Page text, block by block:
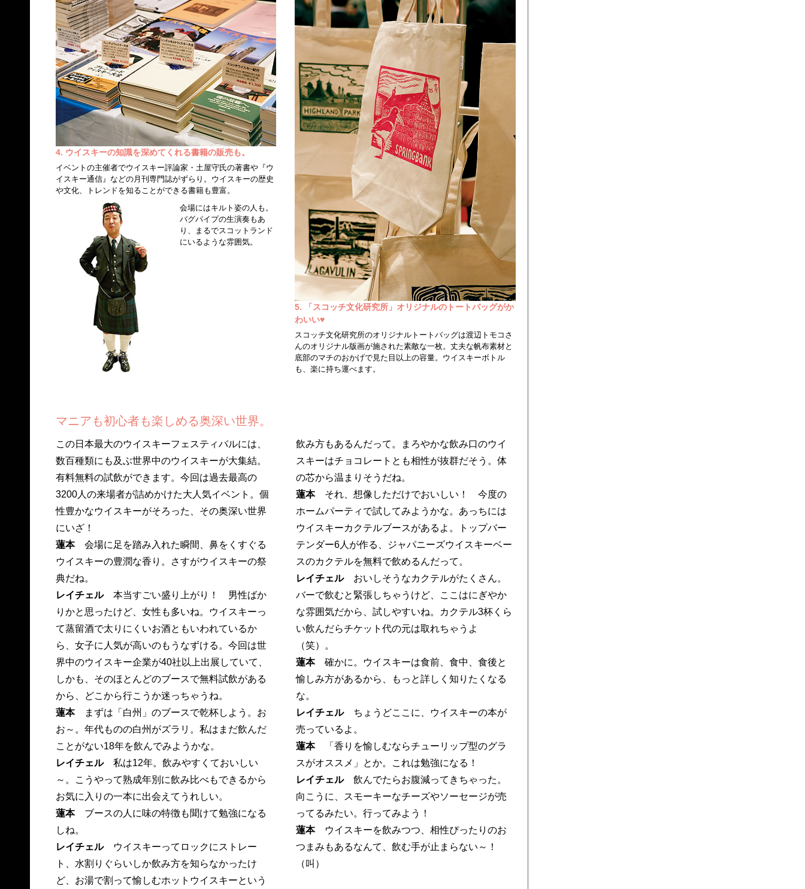
4. ウイスキーの知識を深めてくれる書籍の販売も。
イベントの主催者でウイスキー評論家・土屋守氏の著書や『ウ
イスキー通信』などの月刊専門誌がずらり。ウイスキーの歴史
や文化、トレンドを知ることができる書籍も豊富。
会場にはキルト姿の人も。
バグパイプの生演奏もあ
り、まるでスコットランド
にいるような雰囲気。
5. 「スコッチ文化研究所」オリジナルのトートバッグがか
わいい♥
スコッチ文化研究所のオリジナルトートバッグは渡辺トモコさ
んのオリジナル版画が施された素敵な一枚。丈夫な帆布素材と
底部のマチのおかげで見た目以上の容量。ウイスキーボトル
も、楽に持ち運べます。
マニアも初心者も楽しめる奥深い世界。
この日本最大のウイスキーフェスティバルには、
数百種類にも及ぶ世界中のウイスキーが大集結。
有料無料の試飲ができます。今回は過去最高の
3200人の来場者が詰めかけた大人気イベント。個
性豊かなウイスキーがそろった、その奥深い世界
にいざ！
蓮本会場に足を踏み入れた瞬間、鼻をくすぐる
ウイスキーの豊潤な香り。さすがウイスキーの祭
典だね。
レイチェル本当すごい盛り上がり！ 男性ばか
りかと思ったけど、女性も多いね。ウイスキーっ
て蒸留酒で太りにくいお酒ともいわれているか
ら、女子に人気が高いのもうなずける。今回は世
界中のウイスキー企業が40社以上出展していて、
しかも、そのほとんどのブースで無料試飲がある
から、どこから行こうか迷っちゃうね。
蓮本まずは「白州」のブースで乾杯しよう。お
お～。年代ものの白州がズラリ。私はまだ飲んだ
ことがない18年を飲んでみようかな。
レイチェル私は12年。飲みやすくておいしい
～。こうやって熟成年別に飲み比べもできるから
お気に入りの一本に出会えてうれしい。
蓮本ブースの人に味の特徴も聞けて勉強になる
しね。
レイチェルウイスキーってロックにストレー
ト、水割りぐらいしか飲み方を知らなかったけ
ど、お湯で割って愉しむホットウイスキーという
飲み方もあるんだって。まろやかな飲み口のウイ
スキーはチョコレートとも相性が抜群だそう。体
の芯から温まりそうだね。
蓮本それ、想像しただけでおいしい！ 今度の
ホームパーティで試してみようかな。あっちには
ウイスキーカクテルブースがあるよ。トップバー
テンダー6人が作る、ジャパニーズウイスキーベー
スのカクテルを無料で飲めるんだって。
レイチェルおいしそうなカクテルがたくさん。
バーで飲むと緊張しちゃうけど、ここはにぎやか
な雰囲気だから、試しやすいね。カクテル3杯くら
い飲んだらチケット代の元は取れちゃうよ
（笑）。
蓮本確かに。ウイスキーは食前、食中、食後と
愉しみ方があるから、もっと詳しく知りたくなる
な。
レイチェルちょうどここに、ウイスキーの本が
売っているよ。
蓮本「香りを愉しむならチューリップ型のグラ
スがオススメ」とか。これは勉強になる！
レイチェル飲んでたらお腹減ってきちゃった。
向こうに、スモーキーなチーズやソーセージが売
ってるみたい。行ってみよう！
蓮本ウイスキーを飲みつつ、相性ぴったりのお
つまみもあるなんて、飲む手が止まらない～！
（叫）